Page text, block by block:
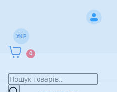
УКР
0